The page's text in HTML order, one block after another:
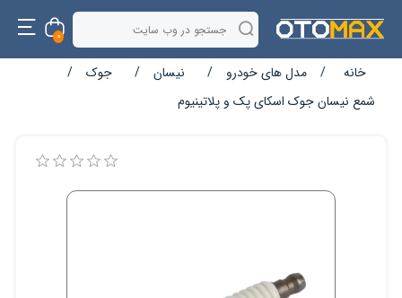
0
خانه / مدل های خودرو / نیسان / جوک
/
شمع نیسان جوک اسکای پک و پلاتینیوم